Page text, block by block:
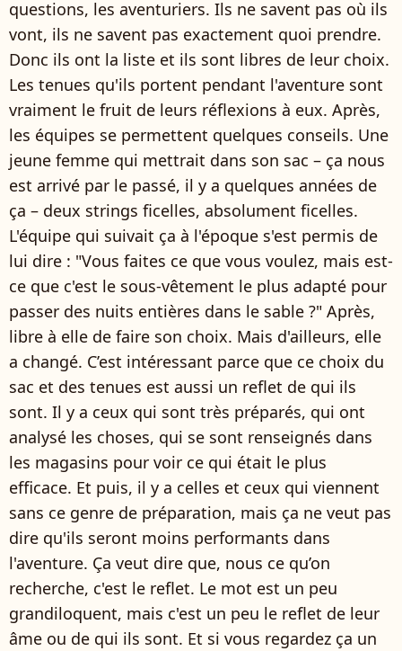
questions, les aventuriers. Ils ne savent pas où ils
vont, ils ne savent pas exactement quoi prendre.
Donc ils ont la liste et ils sont libres de leur choix.
Les tenues qu'ils portent pendant l'aventure sont
vraiment le fruit de leurs réflexions à eux. Après,
les équipes se permettent quelques conseils. Une
jeune femme qui mettrait dans son sac – ça nous
est arrivé par le passé, il y a quelques années de
ça – deux strings ficelles, absolument ficelles.
L'équipe qui suivait ça à l'époque s'est permis de
lui dire : "Vous faites ce que vous voulez, mais est-
ce que c'est le sous-vêtement le plus adapté pour
passer des nuits entières dans le sable ?" Après,
libre à elle de faire son choix. Mais d'ailleurs, elle
a changé. C’est intéressant parce que ce choix du
sac et des tenues est aussi un reflet de qui ils
sont. Il y a ceux qui sont très préparés, qui ont
analysé les choses, qui se sont renseignés dans
les magasins pour voir ce qui était le plus
efficace. Et puis, il y a celles et ceux qui viennent
sans ce genre de préparation, mais ça ne veut pas
dire qu'ils seront moins performants dans
l'aventure. Ça veut dire que, nous ce qu’on
recherche, c'est le reflet. Le mot est un peu
grandiloquent, mais c'est un peu le reflet de leur
âme ou de qui ils sont. Et si vous regardez ça un